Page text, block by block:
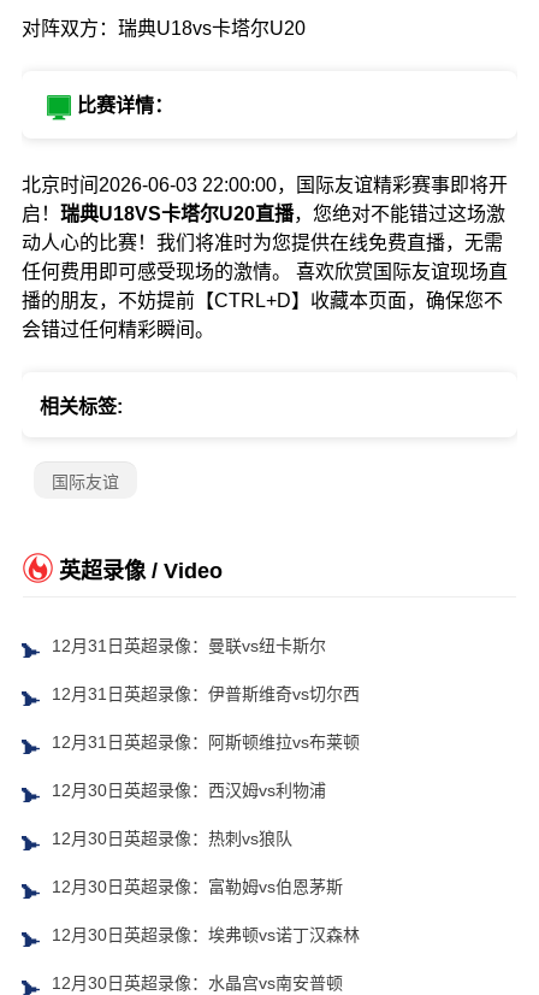
对阵双方：瑞典U18vs卡塔尔U20
比赛详情：
北京时间2026-06-03 22:00:00，国际友谊精彩赛事即将开
启！ 瑞典U18VS卡塔尔U20直播，您绝对不能错过这场激
动人心的比赛！我们将准时为您提供在线免费直播，无需
任何费用即可感受现场的激情。 喜欢欣赏国际友谊现场直
播的朋友，不妨提前【CTRL+D】收藏本页面，确保您不
会错过任何精彩瞬间。
相关标签:
国际友谊
英超录像 / Video
12月31日英超录像：曼联vs纽卡斯尔
12月31日英超录像：伊普斯维奇vs切尔西
12月31日英超录像：阿斯顿维拉vs布莱顿
12月30日英超录像：西汉姆vs利物浦
12月30日英超录像：热刺vs狼队
12月30日英超录像：富勒姆vs伯恩茅斯
12月30日英超录像：埃弗顿vs诺丁汉森林
12月30日英超录像：水晶宫vs南安普顿